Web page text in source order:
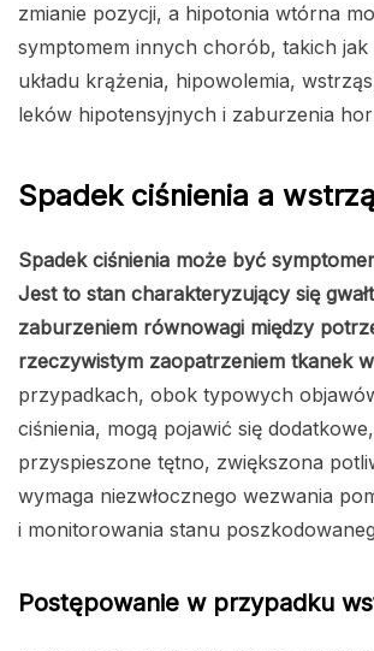
zmianie pozycji, a hipotonia wtórna
symptomem innych chorób, takich jak
układu krążenia, hipowolemia,
leków hipotensyjnych i zaburzenia
Spadek ciśnienia a
Spadek ciśnienia może być
Jest to stan charakteryzujący się
zaburzeniem równowagi między
rzeczywistym zaopatrzeniem tkanek
przypadkach, obok typowych
ciśnienia, mogą pojawić się
przyspieszone tętno, zwiększona
wymaga niezwłocznego wezwania
i monitorowania stanu
Postępowanie w przypadku